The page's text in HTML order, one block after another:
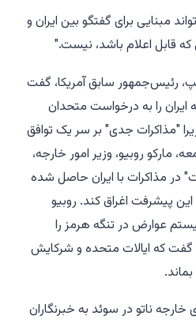
مبنایی برای گفتگو بین ایران و
که قابل اعلام باشد، نیست."
رئیس‌جمهور سابق آمریکا، گفت
را به درخواست متحدان
"مذاکرات جدی" بر سر یک توافق
مارکو روبیو، وزیر امور خارجه،
در مذاکرات با ایران حاصل شده
پیشرفت اغراق کند. روبیو
عوارض در تنگه هرمز را
گفت که ایالات متحده و شرکایش
ناتو در سوئد به خبرنگاران